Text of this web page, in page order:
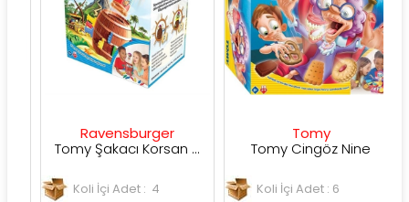
Ravensburger
Tomy Şakacı Korsan 7028
Koli İçi Adet : 4
Tomy
Tomy Cingöz Nine
Koli İçi Adet : 6